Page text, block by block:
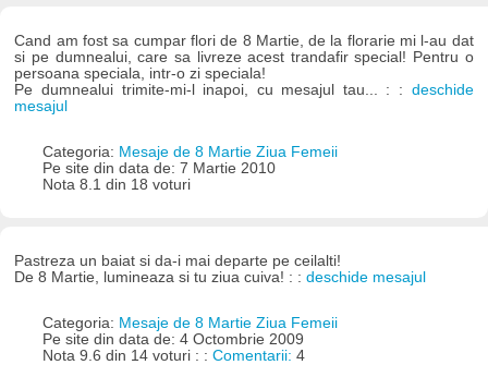
Cand am fost sa cumpar flori de 8 Martie, de la florarie mi l-au dat
si pe dumnealui, care sa livreze acest trandafir special! Pentru o
persoana speciala, intr-o zi speciala!
Pe dumnealui trimite-mi-l inapoi, cu mesajul tau... : : deschide
mesajul
Categoria: Mesaje de 8 Martie Ziua Femeii
Pe site din data de: 7 Martie 2010
Nota 8.1 din 18 voturi
Pastreza un baiat si da-i mai departe pe ceilalti!
De 8 Martie, lumineaza si tu ziua cuiva! : :deschide mesajul
Categoria: Mesaje de 8 Martie Ziua Femeii
Pe site din data de: 4 Octombrie 2009
Nota 9.6 din 14 voturi : : Comentarii: 4